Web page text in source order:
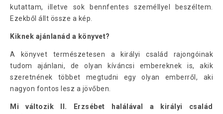
kutattam, illetve sok bennfentes személlyel beszéltem.
Ezekből állt össze a kép.
Kiknek ajánlanád a könyvet?
A könyvet természetesen a királyi család rajongóinak
tudom ajánlani, de olyan kíváncsi embereknek is, akik
szeretnének többet megtudni egy olyan emberről, aki
nagyon fontos lesz a jövőben.
Mi változik II. Erzsébet halálával a királyi család